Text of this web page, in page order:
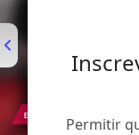
Permitir